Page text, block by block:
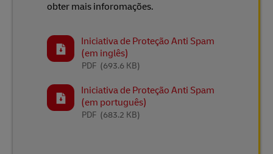
obter mais inforomações.
Iniciativa de Proteção Anti Spam
(em inglês)
(693.6 KB)
PDF
Iniciativa de Proteção Anti Spam
(em português)
(683.2 KB)
PDF